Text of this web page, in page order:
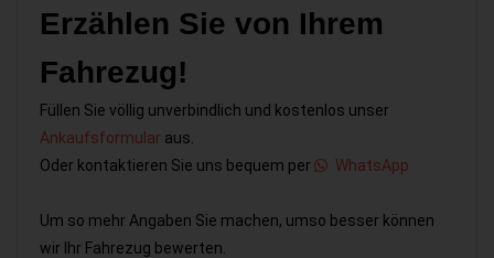
Erzählen Sie von Ihrem
Fahrezug!
Füllen Sie völlig unverbindlich und kostenlos unser
Ankaufsformular aus.
Oder kontaktieren Sie uns bequem per
WhatsApp
Um so mehr Angaben Sie machen, umso besser können
wir Ihr Fahrezug bewerten.